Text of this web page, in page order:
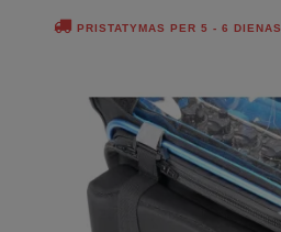
PRISTATYMAS PER 5 - 6 DIENAS